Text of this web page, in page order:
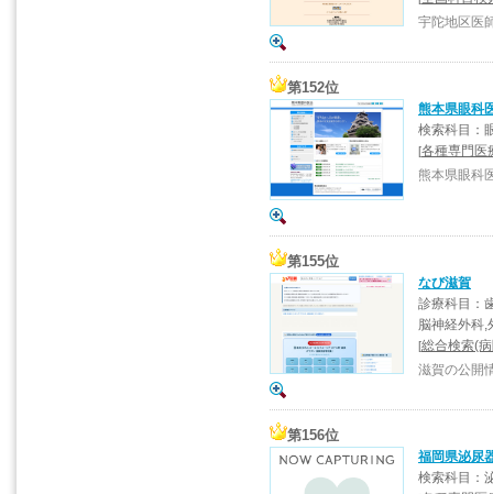
宇陀地区医
第152位
熊本県眼科
検索科目：
[各種専門医
熊本県眼科
第155位
なび滋賀
診療科目：
脳神経外科,
[総合検索(
滋賀の公開
第156位
福岡県泌尿
検索科目：